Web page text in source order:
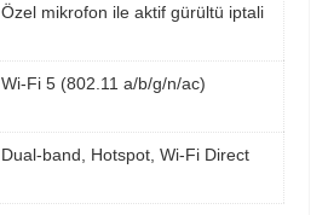
Özel mikrofon ile aktif gürültü iptali
Wi-Fi 5 (802.11 a/b/g/n/ac)
Dual-band, Hotspot, Wi-Fi Direct